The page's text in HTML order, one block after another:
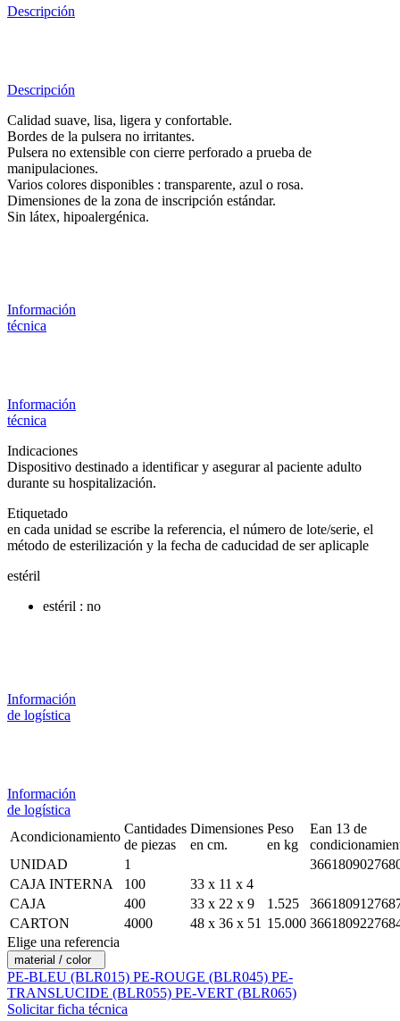
Descripción
Descripción
Calidad suave, lisa, ligera y confortable.
Bordes de la pulsera no irritantes.
Pulsera no extensible con cierre perforado a prueba de
manipulaciones.
Varios colores disponibles : transparente, azul o rosa.
Dimensiones de la zona de inscripción estándar.
Sin látex, hipoalergénica.
Información
técnica
Información
técnica
Indicaciones
Dispositivo destinado a identificar y asegurar al paciente adulto
durante su hospitalización.
Etiquetado
en cada unidad se escribe la referencia, el número de lote/serie, el
método de esterilización y la fecha de caducidad de ser aplicaple
estéril
estéril : no
Información
de logística
Información
de logística
Acondicionamiento
Cantidades
de piezas
Dimensiones
en cm.
Peso
en kg
Ean 13 de
UNIDAD
1
CAJA INTERNA
100
33 x 11 x 4
CAJA
400 33 x 22 x 9 1.525
CARTON
4000 48 x 36 x 51 15.000
Elige una referencia
material / color
PE-BLEU (BLR015) PE-ROUGE (BLR045) PE-
TRANSLUCIDE (BLR055) PE-VERT (BLR065)
Solicitar ficha técnica